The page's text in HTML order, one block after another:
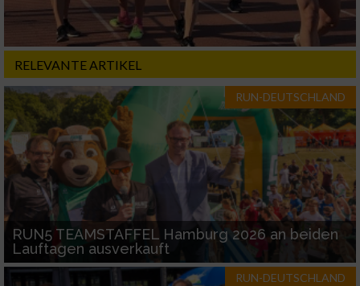
RELEVANTE ARTIKEL
RUN-DEUTSCHLAND
RUN5 TEAMSTAFFEL Hamburg 2026 an beiden
Lauftagen ausverkauft
RUN-DEUTSCHLAND
Geräte anhand von aktiv angeforderten
Informationen identifizieren
Nicht-IAB-Verarbeitungszwecke:
Notwendig
Performance
Funktional
Werbung